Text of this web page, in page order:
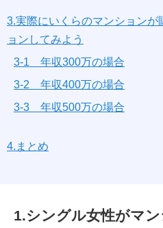
3.実際にいくらのマンションが
ョンしてみよう
3-1 年収300万の場合
3-2 年収400万の場合
3-3 年収500万の場合
4.まとめ
1.シングル女性がマ